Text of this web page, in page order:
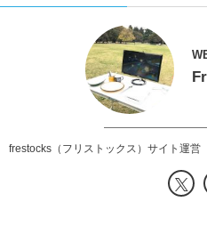
frestocks（フリストックス）サイト運営